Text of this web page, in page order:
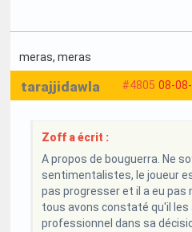
meras, meras
#4805 08-
tarajjidawla
Zoff a écrit :
A propos de bouguerra. Ne
sentimentalistes, le joueur
pas progresser et il a eu pas
tous avons constaté qu'il les
professionnel dans sa